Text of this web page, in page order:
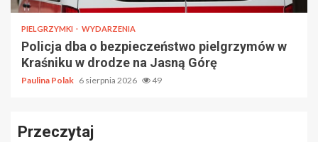
PIELGRZYMKI WYDARZENIA
Policja dba o bezpieczeństwo pielgrzymów w
Kraśniku w drodze na Jasną Górę
Paulina Polak 6 sierpnia 2026 49
Przeczytaj